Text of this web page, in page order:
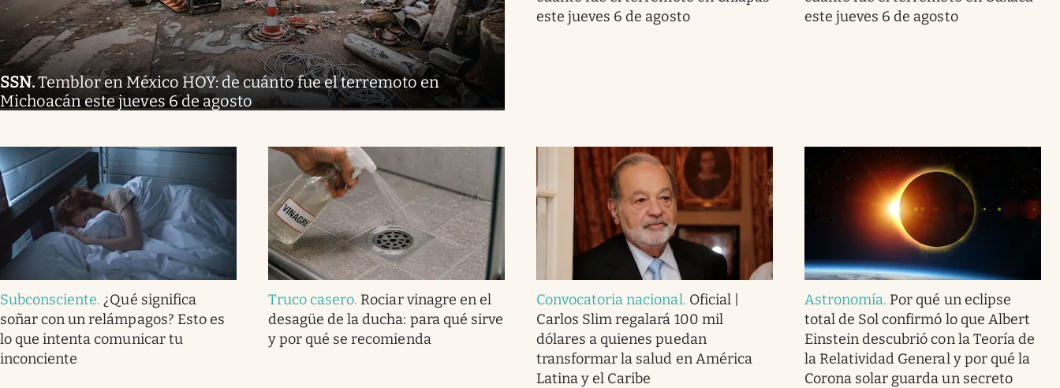
SSN.Temblor en México HOY: de cuánto fue el terremoto en
Michoacán este jueves 6 de agosto
este jueves 6 de agosto
este jueves 6 de agosto
Subconsciente. ¿Qué significa
soñar con un relámpagos? Esto es
lo que intenta comunicar tu
inconciente
Truco casero. Rociar vinagre en el
desagüe de la ducha: para qué sirve
y por qué se recomienda
Convocatoria nacional. Oficial |
Carlos Slim regalará 100 mil
dólares a quienes puedan
transformar la salud en América
Latina y el Caribe
Astronomía. Por qué un eclipse
total de Sol confirmó lo que Albert
Einstein descubrió con la Teoría de
la Relatividad General y por qué la
Corona solar guarda un secreto